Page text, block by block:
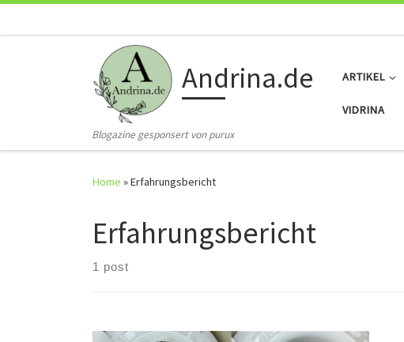
Andrina.de
Blogazine gesponsert von purux
ARTIKEL
VIDRINA
Home »Erfahrungsbericht
Erfahrungsbericht
1 post